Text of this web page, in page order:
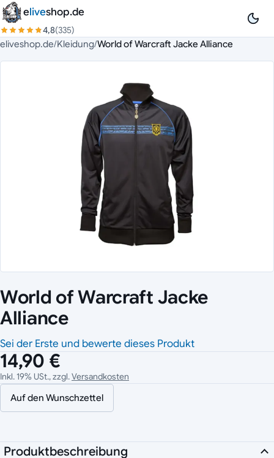
Zum Inhalt springen
eliveshop.de
4,8(335)
eliveshop.de/Kleidung/World of Warcraft Jacke Alliance
World of Warcraft Jacke
Alliance
Sei der Erste und bewerte dieses Produkt
14,90 €
Inkl. 19% USt., zzgl.Versandkosten
Auf den Wunschzettel
Produktbeschreibung